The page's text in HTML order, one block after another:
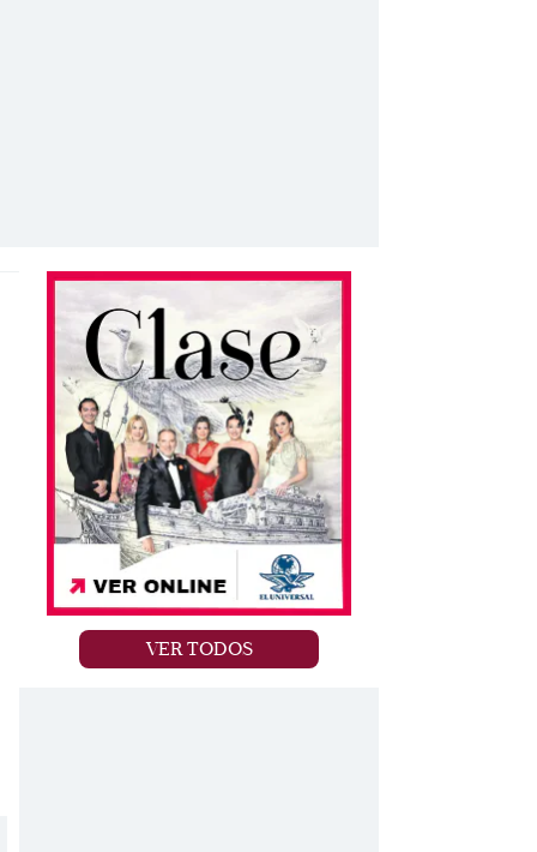
VER TODOS